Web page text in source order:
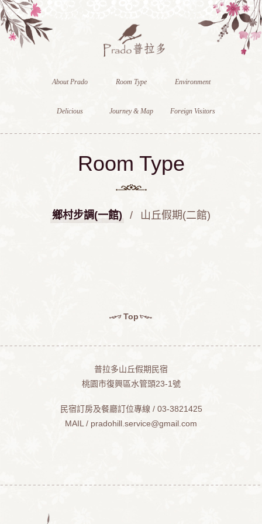
About Prado Room Type Environment
Delicious Journey & Map Foreign Visitors
Room Type
鄉村步調(一館) / 山丘假期(二館)
Top
普拉多山丘假期民宿
桃園市復興區水管頭23-1號
民宿訂房及餐廳訂位專線 / 03-3821425
MAIL / pradohill.service@gmail.com